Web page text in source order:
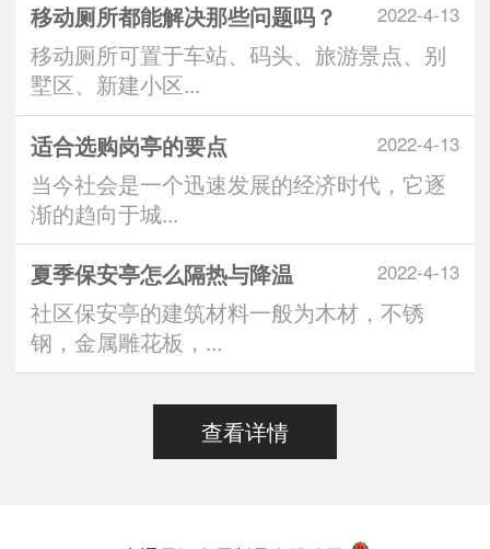
2022-4-13
移动厕所都能解决那些问题吗？
移动厕所可置于车站、码头、旅游景点、别
墅区、新建小区...
2022-4-13
适合选购岗亭的要点
当今社会是一个迅速发展的经济时代，它逐
渐的趋向于城...
2022-4-13
夏季保安亭怎么隔热与降温
社区保安亭的建筑材料一般为木材，不锈
钢，金属雕花板，...
查看详情